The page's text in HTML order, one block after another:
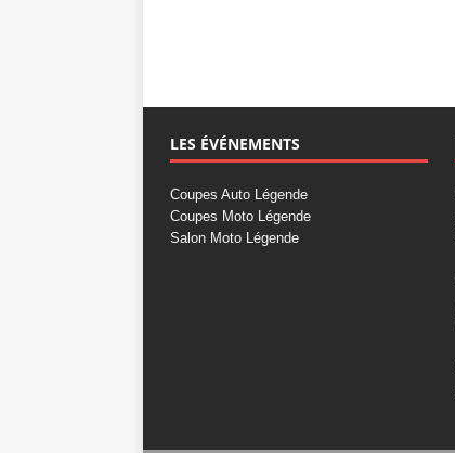
LES ÉVÉNEMENTS
Coupes Auto Légende
Coupes Moto Légende
Salon Moto Légende